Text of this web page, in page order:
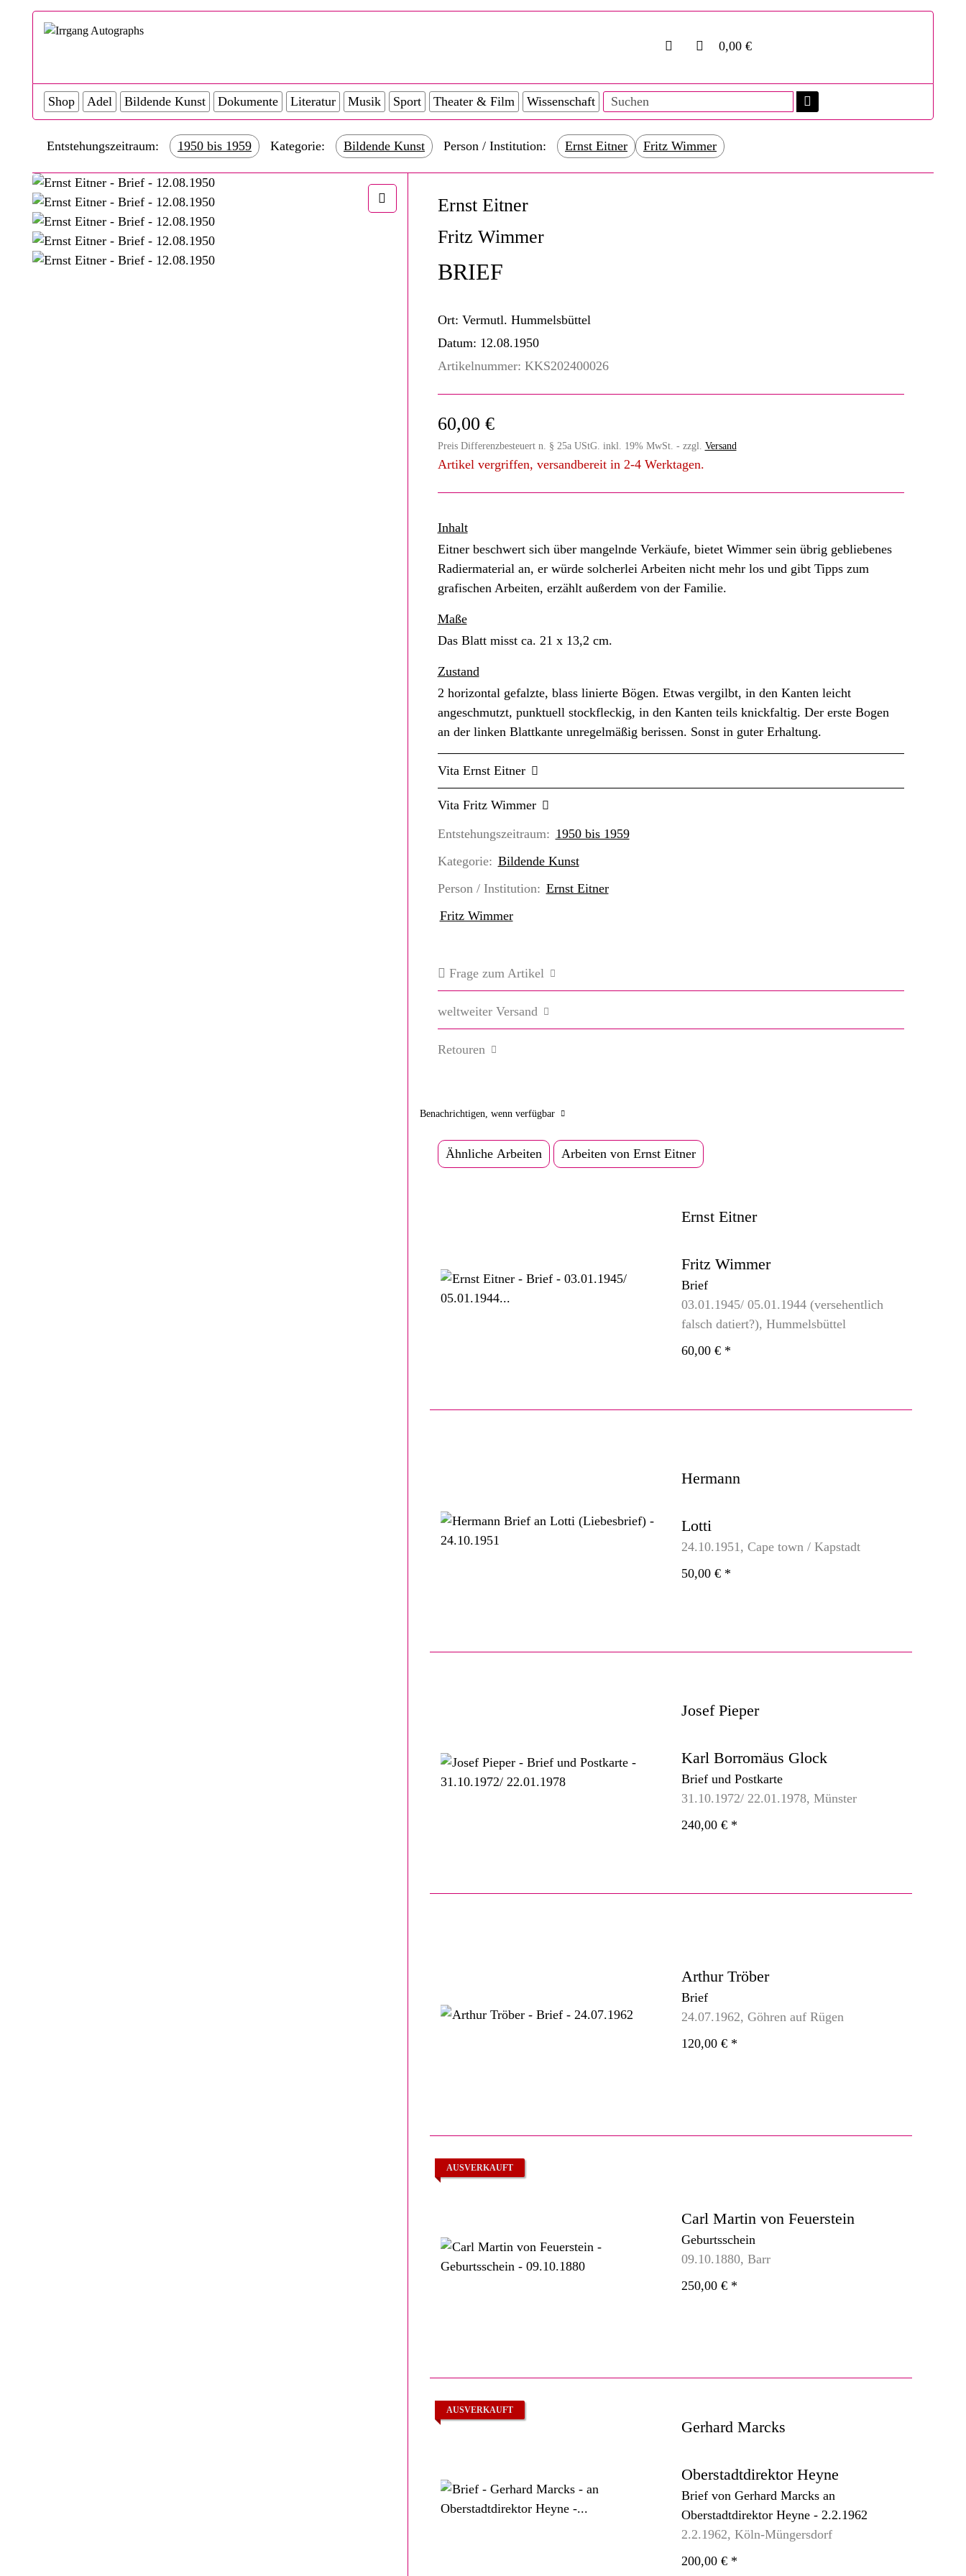
0,00 €
Shop Adel Bildende Kunst Dokumente Literatur Musik Sport Theater & Film Wissenschaft
Entstehungszeitraum: 1950 bis 1959 Kategorie: Bildende Kunst Person / Institution: Ernst Eitner Fritz Wimmer
Ernst Eitner
Fritz Wimmer
BRIEF
Ort: Vermutl. Hummelsbüttel
Datum: 12.08.1950
Artikelnummer: KKS202400026
60,00 €
Preis Differenzbesteuert n. § 25a UStG. inkl. 19% MwSt. - zzgl. Versand
Artikel vergriffen, versandbereit in 2-4 Werktagen.
Inhalt
Eitner beschwert sich über mangelnde Verkäufe, bietet Wimmer sein übrig gebliebenes
Radiermaterial an, er würde solcherlei Arbeiten nicht mehr los und gibt Tipps zum
grafischen Arbeiten, erzählt außerdem von der Familie.
Maße
Das Blatt misst ca. 21 x 13,2 cm.
Zustand
2 horizontal gefalzte, blass linierte Bögen. Etwas vergilbt, in den Kanten leicht
angeschmutzt, punktuell stockfleckig, in den Kanten teils knickfaltig. Der erste Bogen
an der linken Blattkante unregelmäßig berissen. Sonst in guter Erhaltung.
Vita Ernst Eitner
Vita Fritz Wimmer
Entstehungszeitraum: 1950 bis 1959
Kategorie: Bildende Kunst
Person / Institution: Ernst Eitner
Fritz Wimmer
Frage zum Artikel
weltweiter Versand
Retouren
Benachrichtigen, wenn verfügbar
Ähnliche Arbeiten Arbeiten von Ernst Eitner
Ernst Eitner
Fritz Wimmer
Brief
03.01.1945/ 05.01.1944 (versehentlich
falsch datiert?), Hummelsbüttel
60,00 € *
Hermann
Lotti
24.10.1951, Cape town / Kapstadt
50,00 € *
Josef Pieper
Karl Borromäus Glock
Brief und Postkarte
31.10.1972/ 22.01.1978, Münster
240,00 € *
Arthur Tröber
Brief
24.07.1962, Göhren auf Rügen
120,00 € *
AUSVERKAUFT
Carl Martin von Feuerstein
Geburtsschein
09.10.1880, Barr
250,00 € *
AUSVERKAUFT
Gerhard Marcks
Oberstadtdirektor Heyne
Brief von Gerhard Marcks an
Oberstadtdirektor Heyne - 2.2.1962
2.2.1962, Köln-Müngersdorf
200,00 € *